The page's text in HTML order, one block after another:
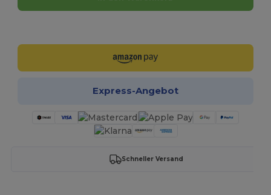
Express-Angebot
Schneller Versand